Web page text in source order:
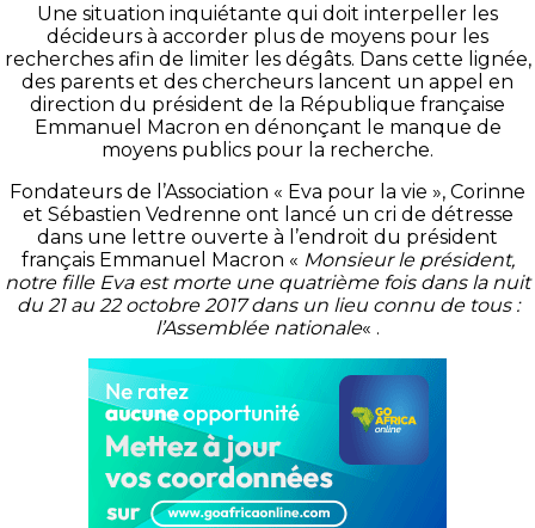
Une situation inquiétante qui doit interpeller les
décideurs à accorder plus de moyens pour les
recherches afin de limiter les dégâts. Dans cette lignée,
des parents et des chercheurs lancent un appel en
direction du président de la République française
Emmanuel Macron en dénonçant le manque de
moyens publics pour la recherche.
Fondateurs de l’Association « Eva pour la vie », Corinne
et Sébastien Vedrenne ont lancé un cri de détresse
dans une lettre ouverte à l’endroit du président
français Emmanuel Macron « Monsieur le président,
notre fille Eva est morte une quatrième fois dans la nuit
du 21 au 22 octobre 2017 dans un lieu connu de tous :
l’Assemblée nationale« .